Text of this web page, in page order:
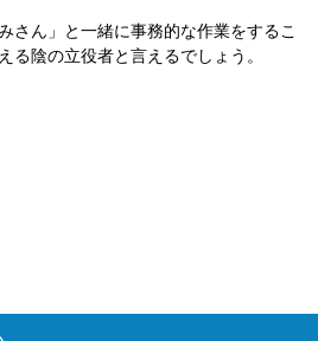
さん」と一緒に事務的な作業をするこ
る陰の立役者と言えるでしょう。